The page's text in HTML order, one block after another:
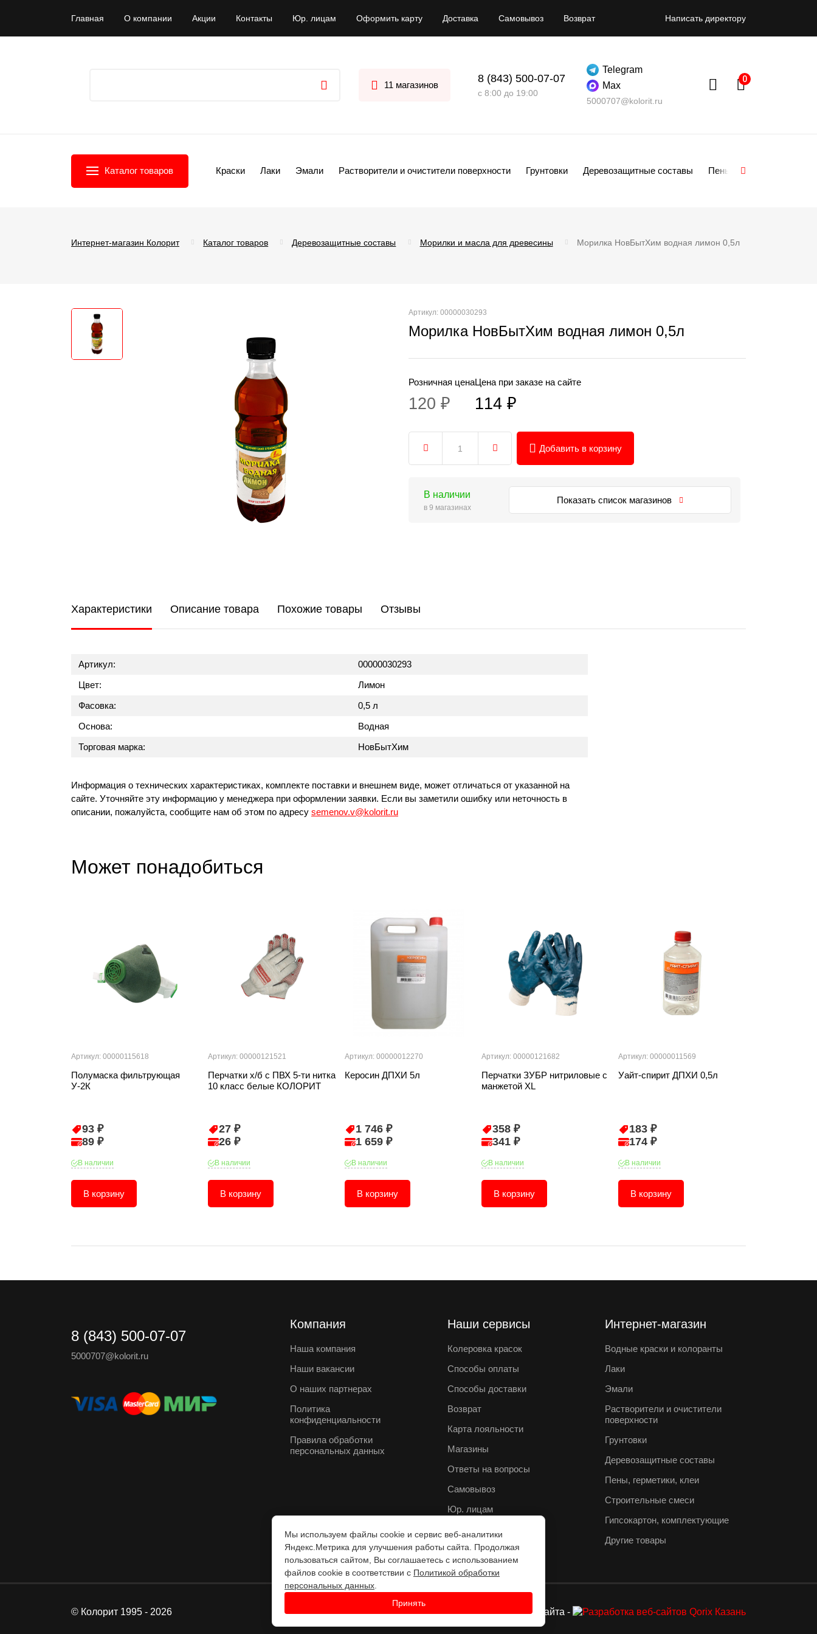
Главная О компании Акции Контакты Юр. лицам Оформить карту Доставка Самовывоз Возврат Написать директору
11 магазинов
8 (843) 500-07-07
с 8:00 до 19:00
Telegram
Max
5000707@kolorit.ru
Каталог товаров Краски Лаки Эмали Растворители и очистители поверхности Грунтовки Деревозащитные составы Пены
Интернет-магазин Колорит Каталог товаров Деревозащитные составы Морилки и масла для древесины Морилка НовБытХим водная лимон 0,5л
Артикул: 00000030293
Морилка НовБытХим водная лимон 0,5л
Розничная цена
120 ₽
Цена при заказе на сайте
114 ₽
Добавить в корзину
В наличии
в 9 магазинах
Показать список магазинов
Характеристики Описание товара Похожие товары Отзывы
Артикул:
00000030293
Цвет:
Лимон
Фасовка:
0,5 л
Основа:
Водная
Торговая марка:
НовБытХим
Информация о технических характеристиках, комплекте поставки и внешнем виде, может отличаться от указанной на
сайте. Уточняйте эту информацию у менеджера при оформлении заявки. Если вы заметили ошибку или неточность в
описании, пожалуйста, сообщите нам об этом по адресу semenov.v@kolorit.ru
Может понадобиться
Артикул: 00000115618
Полумаска фильтрующая
У-2К
93 ₽
89 ₽
В наличии
В корзину
Артикул: 00000121521
Перчатки х/б с ПВХ 5-ти нитка
10 класс белые КОЛОРИТ
27 ₽
26 ₽
В наличии
В корзину
Артикул: 00000012270
Керосин ДПХИ 5л
1 746 ₽
1 659 ₽
В наличии
В корзину
Артикул: 00000121682
Перчатки ЗУБР нитриловые с
манжетой XL
358 ₽
341 ₽
В наличии
В корзину
Артикул: 00000011569
Уайт-спирит ДПХИ 0,5л
183 ₽
174 ₽
В наличии
В корзину
8 (843) 500-07-07
5000707@kolorit.ru
Компания
Наша компания
Наши вакансии
О наших партнерах
Политика
конфиденциальности
Правила обработки
персональных данных
Наши сервисы
Колеровка красок
Способы оплаты
Способы доставки
Возврат
Карта лояльности
Магазины
Ответы на вопросы
Самовывоз
Юр. лицам
Интернет-магазин
Водные краски и колоранты
Лаки
Эмали
Растворители и очистители
поверхности
Грунтовки
Деревозащитные составы
Пены, герметики, клеи
Строительные смеси
Гипсокартон, комплектующие
Другие товары
© Колорит 1995 - 2026 Разработка веб-сайта -
Мы используем файлы cookie и сервис веб-аналитики
Яндекс.Метрика для улучшения работы сайта. Продолжая
пользоваться сайтом, Вы соглашаетесь с использованием
файлов cookie в соответствии с Политикой обработки
персональных данных
Принять